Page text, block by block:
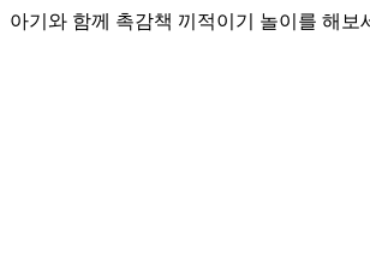
아기와 함께 촉감책 끼적이기 놀이를 해